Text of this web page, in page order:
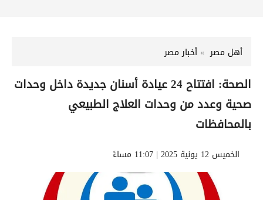
أهل مصر أخبار مصر
الصحة: افتتاح 24 عيادة أسنان جديدة داخل وحدات
صحية وعدد من وحدات العلاج الطبيعي
بالمحافظات
الخميس 12 يونية 2025 | 11:07 مساءً